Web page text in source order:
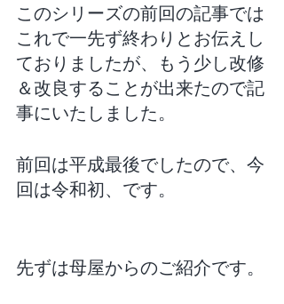
このシリーズの前回の記事では
これで一先ず終わりとお伝えし
ておりましたが、もう少し改修
＆改良することが出来たので記
事にいたしました。
前回は平成最後でしたので、今
回は令和初、です。
先ずは母屋からのご紹介です。